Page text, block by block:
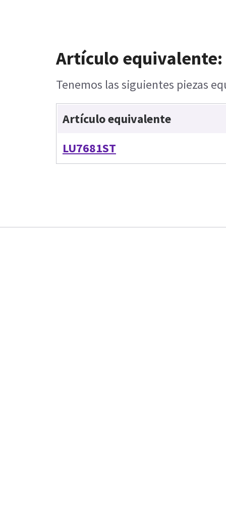
Artículo equivalente:
Tenemos las siguientes piezas
Artículo equivalente
LU7681ST